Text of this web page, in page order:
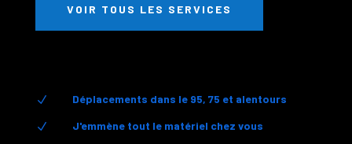
VOIR TOUS LES SERVICES
N Déplacements dans le 95, 75 et alentours
N J'emmène tout le matériel chez vous